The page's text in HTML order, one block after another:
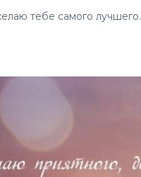
тебе самого лучшего.